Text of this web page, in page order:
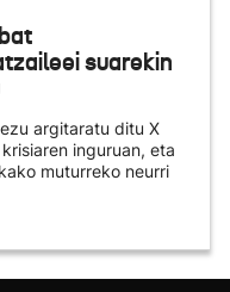
suarekin
argitaratu ditu X
inguruan, eta
muturreko neurri